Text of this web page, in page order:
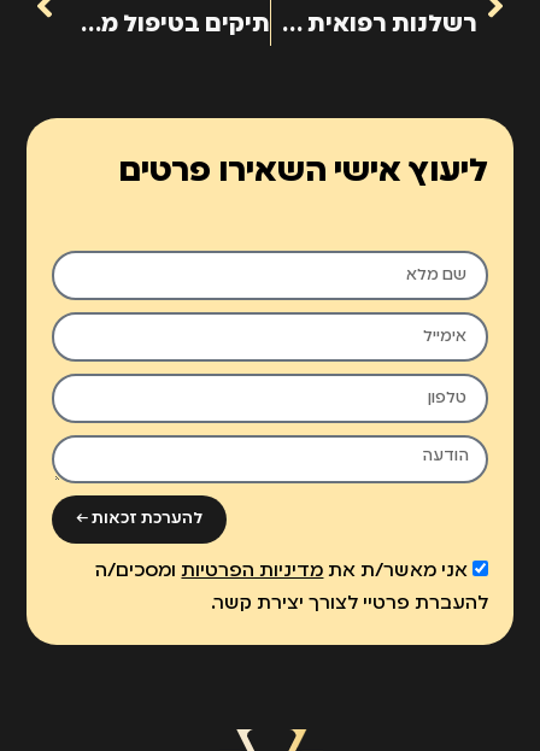
רשלנות רפואית אצל ילדים
תיקים בטיפול משרדנו
ליעוץ אישי השאירו פרטים
אני מאשר/ת את מדיניות הפרטיותומסכים/ה
להעברת פרטיי לצורך יצירת קשר.
להערכת זכאות ←